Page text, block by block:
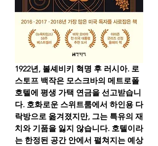
1922년, 볼셰비키 혁명 후 러시아. 로
스토프 백작은 모스크바의 메트로폴
호텔에 평생 가택 연금을 선고받습니
다. 호화로운 스위트룸에서 하인용 다
락방으로 옮겨졌지만, 그는 특유의 재
치와 기품을 잃지 않습니다. 호텔이라
는 한정된 공간 안에서 펼쳐지는 예상